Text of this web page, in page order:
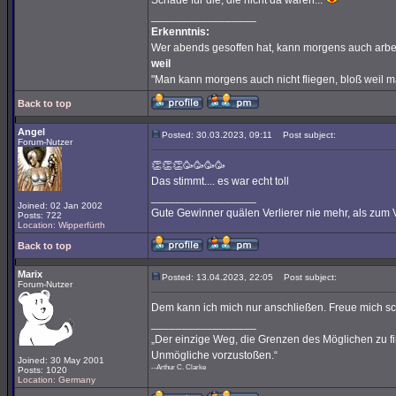
Erkenntnis:
Wer abends gesoffen hat, kann morgens auch
weil
"Man kann morgens auch nicht fliegen, bloß weil
Back to top
Angel
Forum-Nutzer
Joined: 02 Jan 2002
Posts: 722
Location: Wipperfürth
Posted: 30.03.2023, 09:11 Post subject:
👏👏👏🥳🥳🥳🥳
Das stimmt.... es war echt toll
Gute Gewinner quälen Verlierer nie mehr, als zum
Back to top
Marix
Forum-Nutzer
Joined: 30 May 2001
Posts: 1020
Location: Germany
Posted: 13.04.2023, 22:05 Post subject:
Dem kann ich mich nur anschließen. Freue mich
„Der einzige Weg, die Grenzen des Möglichen
Unmögliche vorzustoßen.“
--Arthur C. Clarke